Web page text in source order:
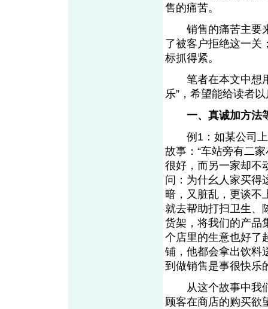
售的痛苦。
销售的痛苦主要来
了被客户拒绝这一关
标抓得紧。
笔者在本文中想用
乐”，希望能给读者
一、真诚加方法
例1：如某公司上
故事：“车站旁有二
很好，而另一家却不
问：为什幺人家买得
暗，又脏乱，更谈不
就去帮助打扫卫生、
货架，将我们的产品
个店里的生意也好了
铺，他都会拿出饮料
到做销售是事很快乐
从这个故事中我们
顾客在商店的购买欲